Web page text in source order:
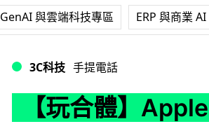
GenAI 與雲端科技專區 ERP 與商業
3C科技 手提電話
【玩合體】